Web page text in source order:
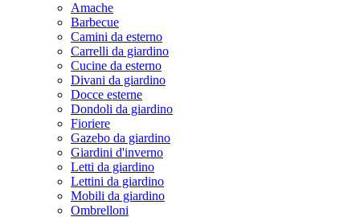
Amache
Barbecue
Camini da esterno
Carrelli da giardino
Cucine da esterno
Divani da giardino
Docce esterne
Dondoli da giardino
Fioriere
Gazebo da giardino
Giardini d'inverno
Letti da giardino
Lettini da giardino
Mobili da giardino
Ombrelloni